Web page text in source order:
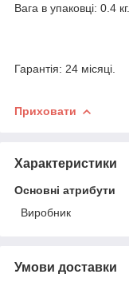
Вага в упаковці: 0.4 кг.
Гарантія: 24 місяці.
Приховати
Характеристики
Основні атрибути
Виробник
Умови доставки